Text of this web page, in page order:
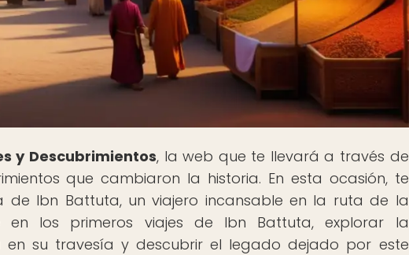
y Descubrimientos, la web que te llevará a través de
que cambiaron la historia. En esta ocasión, te
de Ibn Battuta, un viajero incansable en la ruta de la
los primeros viajes de Ibn Battuta, explorar la
su travesía y descubrir el legado dejado por este